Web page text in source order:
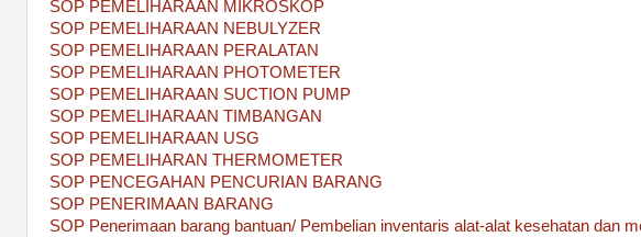
SOP PEMELIHARAAN MIKROSKOP
SOP PEMELIHARAAN NEBULYZER
SOP PEMELIHARAAN PERALATAN
SOP PEMELIHARAAN PHOTOMETER
SOP PEMELIHARAAN SUCTION PUMP
SOP PEMELIHARAAN TIMBANGAN
SOP PEMELIHARAAN USG
SOP PEMELIHARAN THERMOMETER
SOP PENCEGAHAN PENCURIAN BARANG
SOP PENERIMAAN BARANG
SOP Penerimaan barang bantuan/ Pembelian inventaris alat-alat kesehatan dan